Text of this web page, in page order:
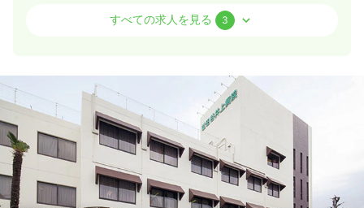
正看護師 / 管理職
万円
時間 9:00～17:30 （休憩60分）
年収600万円以上可
気になる 詳細を見る
すべての求人を見る 3